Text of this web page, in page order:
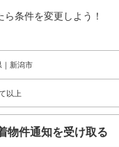
ら条件を変更しよう！
新潟市
以上
物件通知を受け取る